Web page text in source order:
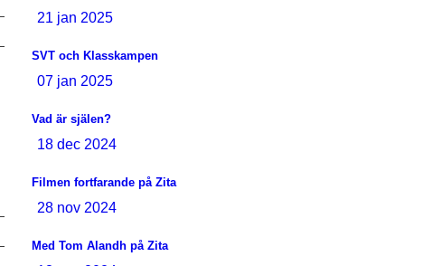
21 jan 2025
SVT och Klasskampen
07 jan 2025
Vad är själen?
18 dec 2024
Filmen fortfarande på Zita
28 nov 2024
Med Tom Alandh på Zita